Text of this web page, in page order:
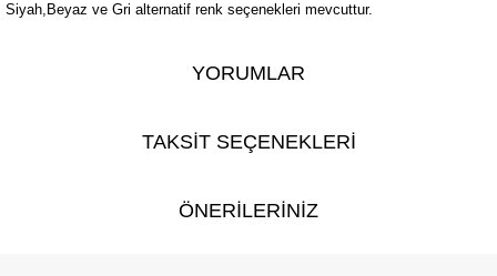
Siyah,Beyaz ve Gri alternatif renk seçenekleri mevcuttur.
YORUMLAR
TAKSİT SEÇENEKLERİ
ÖNERİLERİNİZ